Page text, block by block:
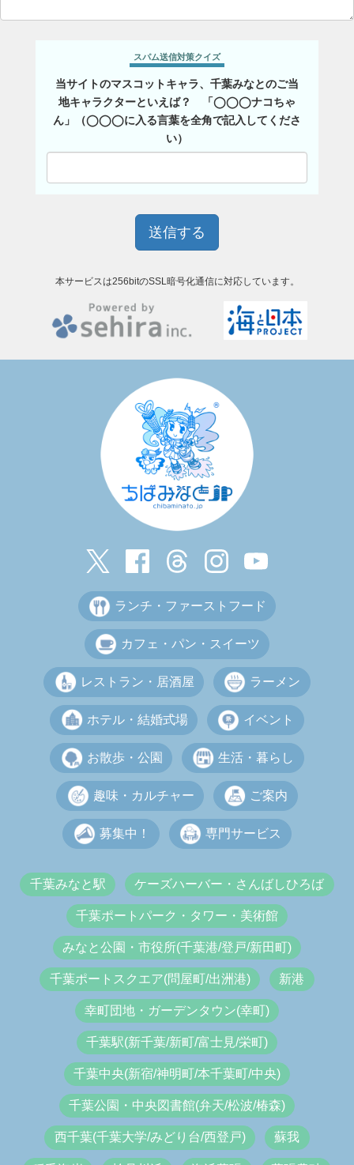
スパム送信対策クイズ
当サイトのマスコットキャラ、千葉みなとのご当
地キャラクターといえば？ 「◯◯◯ナコちゃ
ん」（◯◯◯に入る言葉を全角で記入してくださ
い）
本サービスは256bitのSSL暗号化通信に対応しています。
ランチ・ファーストフード
カフェ・パン・スイーツ
レストラン・居酒屋 ラーメン
ホテル・結婚式場 イベント
お散歩・公園 生活・暮らし
趣味・カルチャー ご案内
募集中！ 専門サービス
千葉みなと駅 ケーズハーバー・さんばしひろば
千葉ポートパーク・タワー・美術館
みなと公園・市役所(千葉港/登戸/新田町)
千葉ポートスクエア(問屋町/出洲港) 新港
幸町団地・ガーデンタウン(幸町)
千葉駅(新千葉/新町/富士見/栄町)
千葉中央(新宿/神明町/本千葉町/中央)
千葉公園・中央図書館(弁天/松波/椿森)
西千葉(千葉大学/みどり台/西登戸) 蘇我